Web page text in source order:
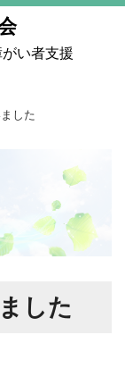
い者支援
した
した